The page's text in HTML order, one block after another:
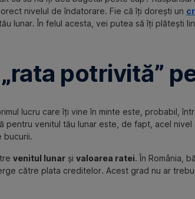
nivelul de îndatorare. Fie că îți dorești un
lunar. În felul acesta, vei putea să îți plătești
potrivită”
lucru care îți vine în minte este, probabil,
pentru venitul tău lunar este, de fapt, acel
bucurii.
venitul lunar și valoarea ratei. În România,
către plata creditelor. Acest grad nu ar